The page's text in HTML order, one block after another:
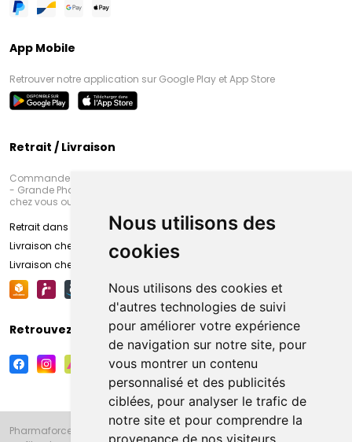
Nous utilisons des
cookies
Nous utilisons des cookies et
d'autres technologies de suivi
pour améliorer votre expérience
de navigation sur notre site, pour
vous montrer un contenu
personnalisé et des publicités
ciblées, pour analyser le trafic de
notre site et pour comprendre la
provenance de nos visiteurs.
App Mobile
Retrouver notre application sur Google Play et App Store
Retrait / Livraison
Commandez en ligne et venez chercher votre commande à Amiens
- Grande Pharmacie d’Amiens (Fachon) ou recevez-là rapidement
chez vous ou en point retrait
Retrait dans la pharmacie d’Amiens
Livraison chez vous
Livraison chez votre commerçant
Retrouvez-nous sur vos réseaux sociaux
Pharmaforce.fr et la Grande Pharmacie d’Amiens vous souhaitent de